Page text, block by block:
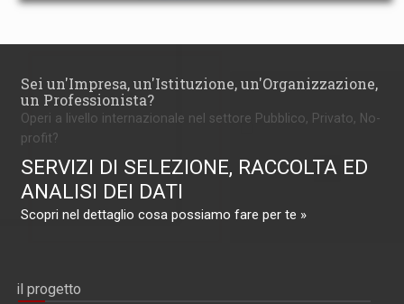
Sei un'Impresa, un'Istituzione, un'Organizzazione,
un Professionista?
Operi a livello internazionale nel settore Pubblico, Privato, No-
profit?
SERVIZI DI SELEZIONE, RACCOLTA ED
ANALISI DEI DATI
Scopri nel dettaglio cosa possiamo fare per te »
il progetto